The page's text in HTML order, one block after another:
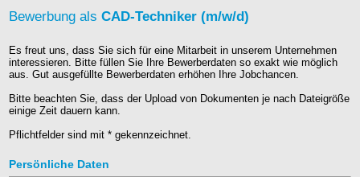
Bewerbung als CAD-Techniker (m/w/d)
Es freut uns, dass Sie sich für eine Mitarbeit in unserem Unternehmen
interessieren. Bitte füllen Sie Ihre Bewerberdaten so exakt wie möglich
aus. Gut ausgefüllte Bewerberdaten erhöhen Ihre Jobchancen.
Bitte beachten Sie, dass der Upload von Dokumenten je nach Dateigröße
einige Zeit dauern kann.
Pflichtfelder sind mit * gekennzeichnet.
Persönliche Daten